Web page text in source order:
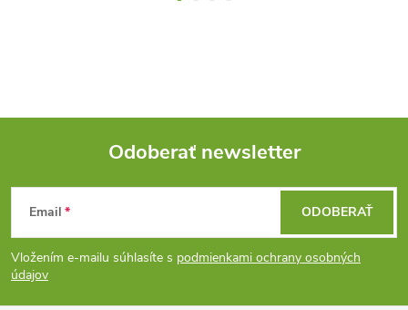
Z
á
p
Odoberať newsletter
Email
Vložením e-mailu súhlasíte s podmienkami ochrany osobných
údajov
ODOBERAŤ